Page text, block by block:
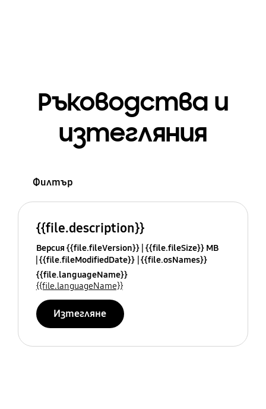
Ръководства и
изтегляния
Филтър
{{file.description}}
Версия {{file.fileVersion}} {{file.fileSize}} MB
{{file.fileModifiedDate}} {{file.osNames}}
{{file.languageName}}
{{file.languageName}}
Изтегляне